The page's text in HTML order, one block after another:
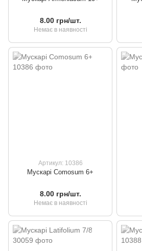
8.00 грн/шт.
Немає в наявності
Артикул: 10386
Мускарі Comosum 6+
8.00 грн/шт.
Немає в наявності